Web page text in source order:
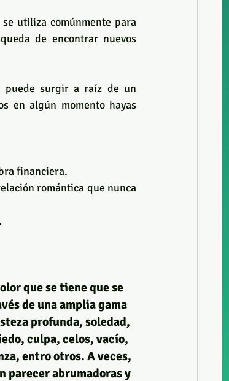
utiliza comúnmente para
de encontrar nuevos
en algún momento hayas
financiera.
romántica que nunca
que se tiene que se
de una amplia gama
profunda, soledad,
culpa, celos, vacío,
entro otros. A veces,
parecer abrumadoras y